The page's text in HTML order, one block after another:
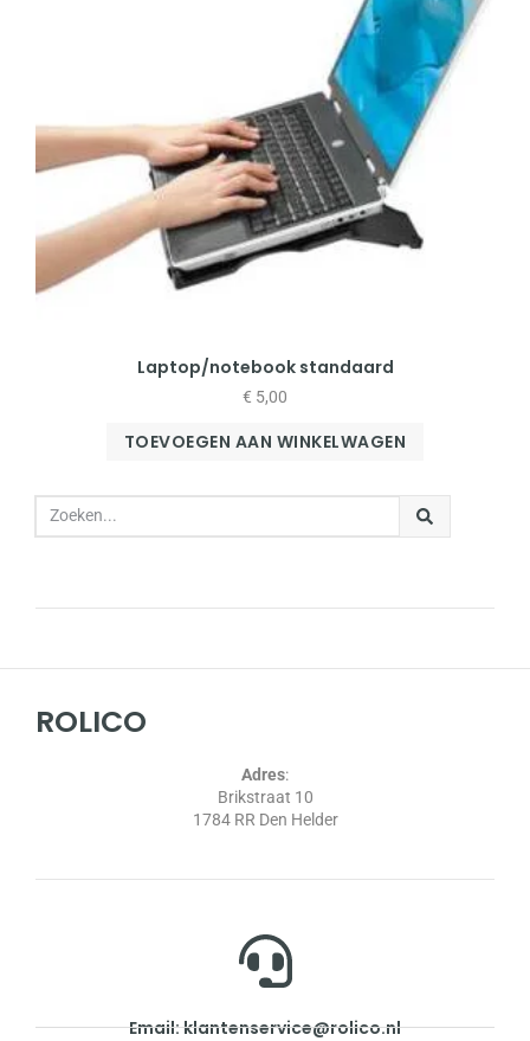
Laptop/notebook standaard
€ 5,00
TOEVOEGEN AAN WINKELWAGEN
ROLICO
Adres:
Brikstraat 10
1784 RR Den Helder
Email: klantenservice@rolico.nl